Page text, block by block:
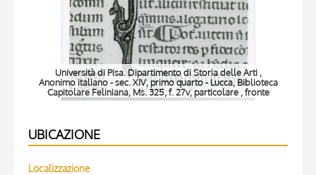
Università di Pisa. Dipartimento di Storia delle Arti ,
Anonimo italiano - sec. XIV, primo quarto - Lucca, Biblioteca
Capitolare Feliniana, Ms. 325, f. 27v, particolare , fronte
UBICAZIONE
Localizzazione